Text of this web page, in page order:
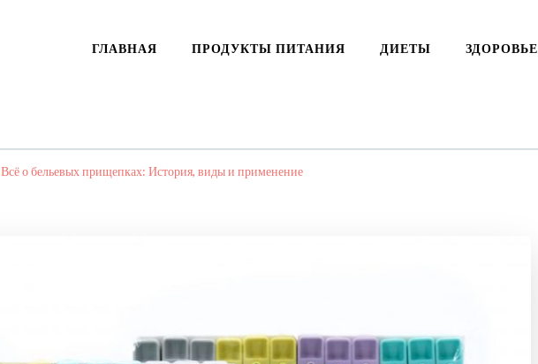
ГЛАВНАЯ ПРОДУКТЫ ПИТАНИЯ ДИЕТЫ ЗДОРОВЬЕ
Всё о бельевых прищепках: История, виды и применение